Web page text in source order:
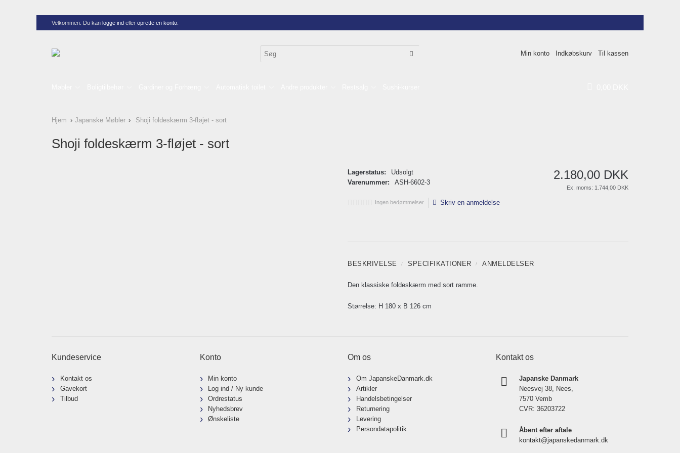
Velkommen. Du kan logge ind eller oprette en konto
Min konto Indkøbskurv Til kassen
Hjem Japanske Møbler Shoji foldeskærm 3-fløjet - sort
Shoji foldeskærm 3-fløjet - sort
2.180,00 DKK
Ex. moms: 1.744,00 DKK
Lagerstatus:
Udsolgt
Varenummer:
ASH-6602-3
Ingen bedømmelser Skriv en anmeldelse
BESKRIVELSE SPECIFIKATIONER ANMELDELSER
Den klassiske foldeskærm med sort ramme.
Størrelse: H 180 x B 126 cm
Kundeservice
Kontakt os
Gavekort
Tilbud
Konto
Min konto
Log ind / Ny kunde
Ordrestatus
Nyhedsbrev
Ønskeliste
Om os
Om JapanskeDanmark.dk
Artikler
Handelsbetingelser
Returnering
Levering
Persondatapolitik
Kontakt os
Japanske Danmark
Neesvej 38, Nees,
7570 Vemb
CVR: 36203722
Åbent efter aftale
kontakt@japanskedanmark.dk